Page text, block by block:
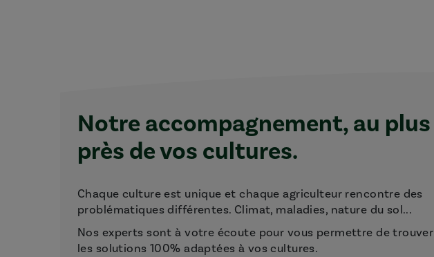
Notre accompagnement, au plus
près de vos cultures.
Chaque culture est unique et chaque agriculteur rencontre des
problématiques différentes. Climat, maladies, nature du sol...
Nos experts sont à votre écoute pour vous permettre de trouver
les solutions 100% adaptées à vos cultures.